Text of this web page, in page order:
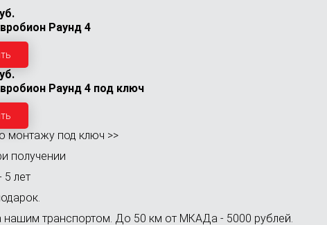
Раунд 4
Раунд 4 под ключ
монтажу под ключ >>
получении
5 лет
нашим транспортом. До 50 км от МКАДа - 5000 рублей.